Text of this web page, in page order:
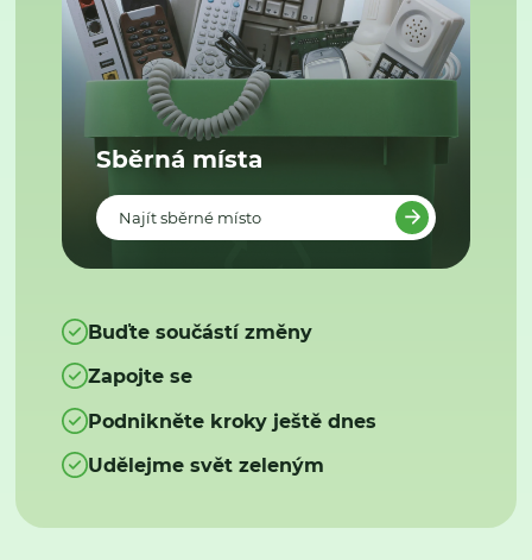
Sběrná místa
Najít sběrné místo
Buďte součástí změny
Zapojte se
Podnikněte kroky ještě dnes
Udělejme svět zeleným